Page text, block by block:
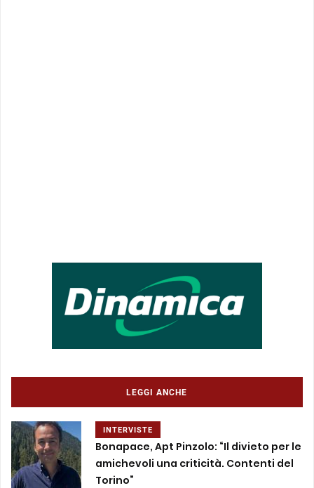
LEGGI ANCHE
INTERVISTE
Bonapace, Apt Pinzolo: “Il divieto per le
amichevoli una criticità. Contenti del
Torino”